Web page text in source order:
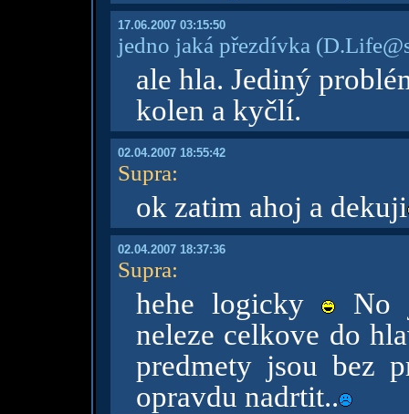
17.06.2007 03:15:50
jedno jaká přezdívka
ale hla. Jediný
kolen a kyčlí.
02.04.2007 18:55:42
Supra:
ok zatim ahoj a dekuji
02.04.2007 18:37:36
Supra:
hehe logicky
No
neleze celkove do
predmety jsou bez
opravdu nadrtit..